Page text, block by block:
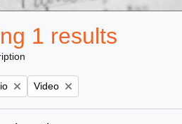
1 results
Remove filter:
Video